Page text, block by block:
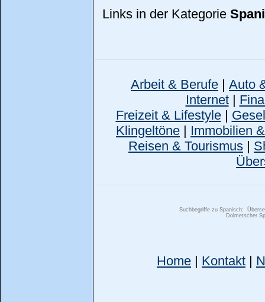
Links in der Kategorie
Arbeit & Berufe | Auto
Internet|
Freizeit & Lifestyle|
Klingeltöne | Immobilien
Reisen & Tourismus |
Suchbegriffe zu Spanisch:
Dolmetscher
Home | Kontakt |